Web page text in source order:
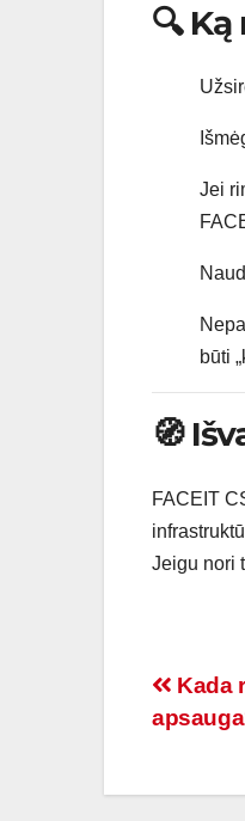
🔍
Jei
būti
🧭
FACEIT
Jeigu nori
tarp
įrašų
Kada